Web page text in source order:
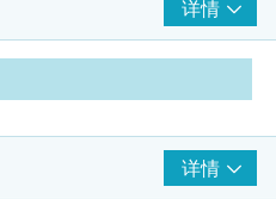
详情
详情